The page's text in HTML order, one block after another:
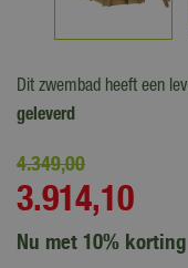
Dit zwembad heeft een
geleverd
4.349,00
3.914,10
Nu met 10% korting